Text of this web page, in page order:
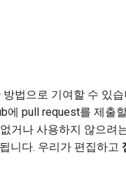
법으로 기여할 수 있습
에 pull request를 제출
거나 사용하지 않으려
니다. 우리가 편집하고